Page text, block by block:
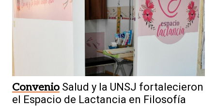
Convenio Salud y la UNSJ fortalecieron
el Espacio de Lactancia en Filosofía